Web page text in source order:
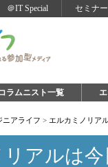
＠IT Special セミナー
コラムニスト一覧
ニアライフ > エルカミノリア
アルは